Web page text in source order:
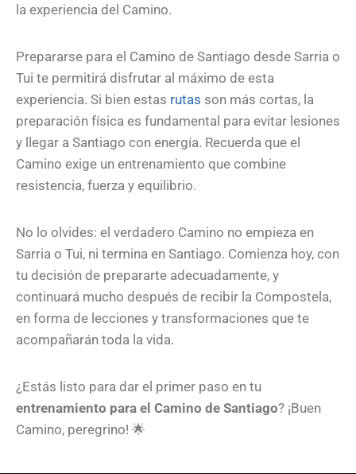
la experiencia del Camino.
Prepararse para el Camino de Santiago desde Sarria o
Tui te permitirá disfrutar al máximo de esta
experiencia. Si bien estas rutas son más cortas, la
preparación física es fundamental para evitar lesiones
y llegar a Santiago con energía. Recuerda que el
Camino exige un entrenamiento que combine
resistencia, fuerza y equilibrio.
No lo olvides: el verdadero Camino no empieza en
Sarria o Tui, ni termina en Santiago. Comienza hoy, con
tu decisión de prepararte adecuadamente, y
continuará mucho después de recibir la Compostela,
en forma de lecciones y transformaciones que te
acompañarán toda la vida.
¿Estás listo para dar el primer paso en tu
entrenamiento para el Camino de Santiago? ¡Buen
Camino, peregrino! 🌟